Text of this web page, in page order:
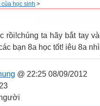
của học sinh >
rồi!chúng ta hãy bắt tay
bạn 8a học tốt! iêu 8a
@ 22:25 08/09/2012